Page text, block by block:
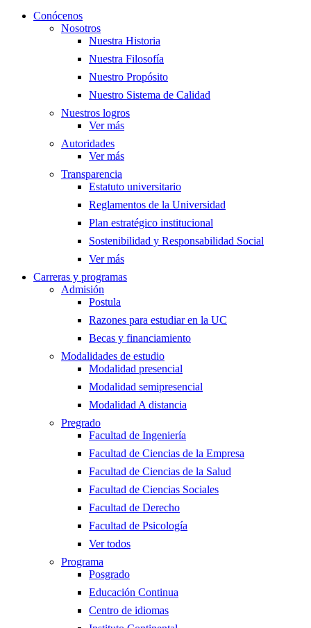
Conócenos
Nosotros
Nuestra Historia
Nuestra Filosofía
Nuestro Propósito
Nuestro Sistema de Calidad
Nuestros logros
Ver más
Autoridades
Ver más
Transparencia
Estatuto universitario
Reglamentos de la Universidad
Plan estratégico institucional
Sostenibilidad y Responsabilidad Social
Ver más
Carreras y programas
Admisión
Postula
Razones para estudiar en la UC
Becas y financiamiento
Modalidades de estudio
Modalidad presencial
Modalidad semipresencial
Modalidad A distancia
Pregrado
Facultad de Ingeniería
Facultad de Ciencias de la Empresa
Facultad de Ciencias de la Salud
Facultad de Ciencias Sociales
Facultad de Derecho
Facultad de Psicología
Ver todos
Programa
Posgrado
Educación Continua
Centro de idiomas